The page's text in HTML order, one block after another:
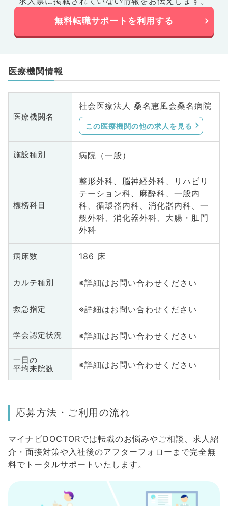
無料転職サポートを利用する
医療機関情報
医療機関名
社会医療法人 桑名恵風会桑名病院
この医療機関の他の求人を見る
施設種別 病院（一般）
標榜科目
整形外科、脳神経外科、リハビリ
テーション科、麻酔科、一般内
科、循環器内科、消化器内科、一
般外科、消化器外科、大腸・肛門
外科
病床数 186 床
カルテ種別 ※詳細はお問い合わせください
救急指定 ※詳細はお問い合わせください
学会認定状況 ※詳細はお問い合わせください
一日の
平均来院数
※詳細はお問い合わせください
応募方法・ご利用の流れ
マイナビDOCTORでは転職のお悩みやご相談、求人紹
介・面接対策や入社後のアフターフォローまで完全無
料でトータルサポートいたします。